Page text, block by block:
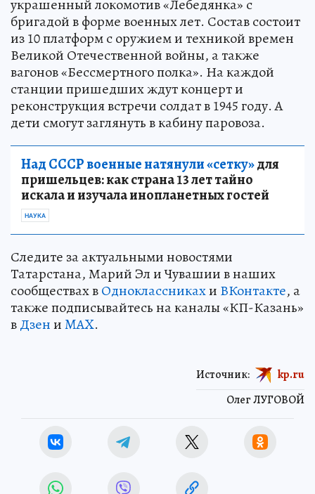
украшенный локомотив «Лебедянка» с
бригадой в форме военных лет. Состав состоит
из 10 платформ с оружием и техникой времен
Великой Отечественной войны, а также
вагонов «Бессмертного полка». На каждой
станции пришедших ждут концерт и
реконструкция встречи солдат в 1945 году. А
дети смогут заглянуть в кабину паровоза.
Над СССР военные натянули «сетку»для
пришельцев: как страна 13 лет тайно
искала и изучала инопланетных гостей
НАУКА
Следите за актуальными новостями
Татарстана, Марий Эл и Чувашии в наших
сообществах вОдноклассникахи ВКонтакте, а
также подписывайтесь на каналы «КП-Казань»
вДзениMAX.
Олег ЛУГОВОЙ
Источник: kp.ru